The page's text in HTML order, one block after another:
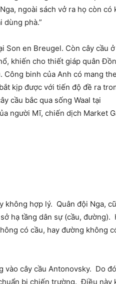
ngoài sách vở ra họ còn có
phà.”
Son en Breugel. Còn cây cầu
khiến cho thiết giáp quân
binh của Anh có mang
kịp được với tiến độ đề ra
cầu bắc qua sống Waal tại
người Mĩ, chiến dịch Market
không hợp lý. Quân đội Nga,
hạ tầng dân sự (cầu, đường).
có cầu, hay đường không
vào cây cầu Antonovsky. Do
bị chiến trường. Điều này